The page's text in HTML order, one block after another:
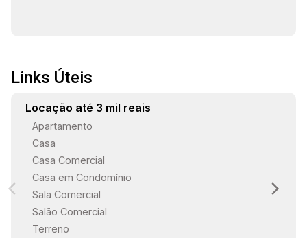
Links Úteis
Locação até 3 mil reais
Apartamento
Casa
Casa Comercial
Casa em Condomínio
Sala Comercial
Salão Comercial
Terreno